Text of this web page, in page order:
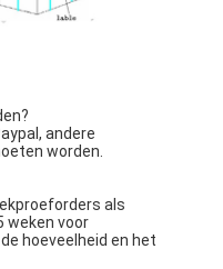
andere
worden.
als
weken voor
hoeveelheid en het